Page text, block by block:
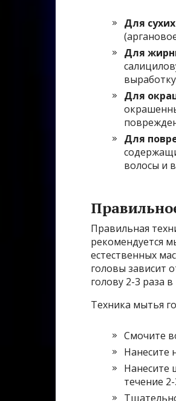
Для
Для
Для
Для
волосы и
Правильная
рекомендуется
естественных
головы зависит
голову 2-3 раза
Техника мытья
Смочите
Нанесите
Нанесите
течение